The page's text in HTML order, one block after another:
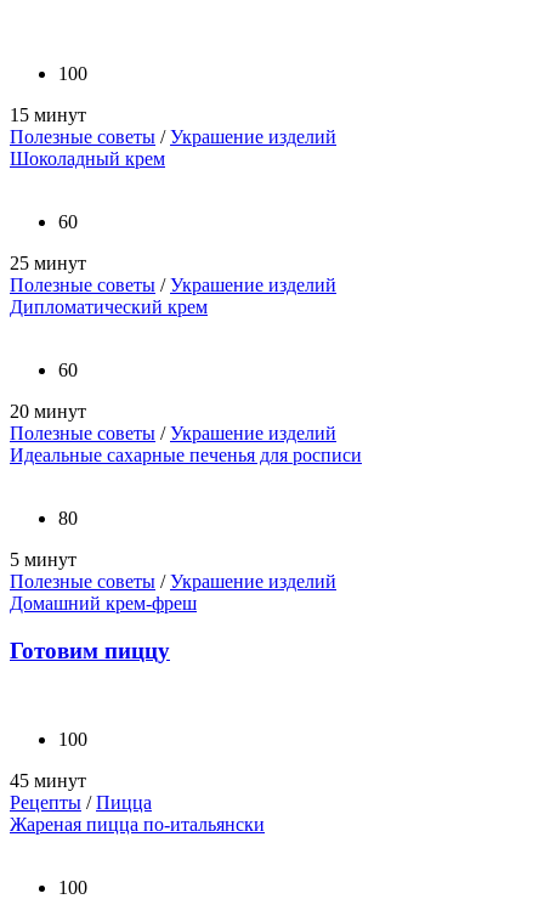
100
15 минут
Полезные советы /Украшение изделий
Шоколадный крем
60
25 минут
Полезные советы /Украшение изделий
Дипломатический крем
60
20 минут
Полезные советы /Украшение изделий
Идеальные сахарные печенья для росписи
80
5 минут
Полезные советы /Украшение изделий
Домашний крем-фреш
Готовим пиццу
100
45 минут
Рецепты /Пицца
Жареная пицца по-итальянски
100